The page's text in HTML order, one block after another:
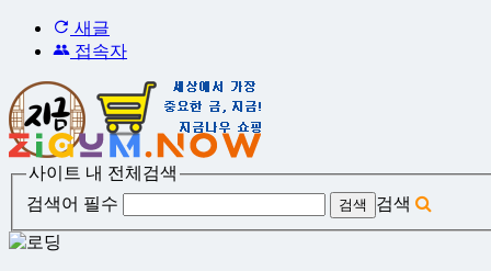
새글
접속자
사이트 내 전체검색
검색어 필수
검색